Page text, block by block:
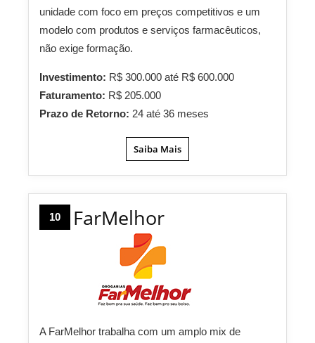
unidade com foco em preços competitivos e um
modelo com produtos e serviços farmacêuticos,
não exige formação.
Investimento: R$ 300.000 até R$ 600.000
Faturamento: R$ 205.000
Prazo de Retorno: 24 até 36 meses
Saiba Mais
10 FarMelhor
A FarMelhor trabalha com um amplo mix de